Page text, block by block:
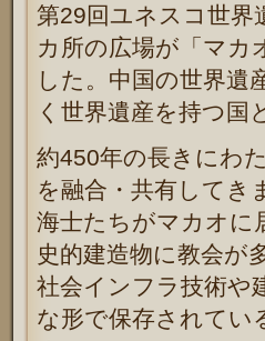
第29回ユネスコ世界
カ所の広場が「マカ
した。中国の世界遺
く世界遺産を持つ国
約450年の長きにわ
を融合・共有してき
海士たちがマカオに
史的建造物に教会が
社会インフラ技術や
な形で保存されてい